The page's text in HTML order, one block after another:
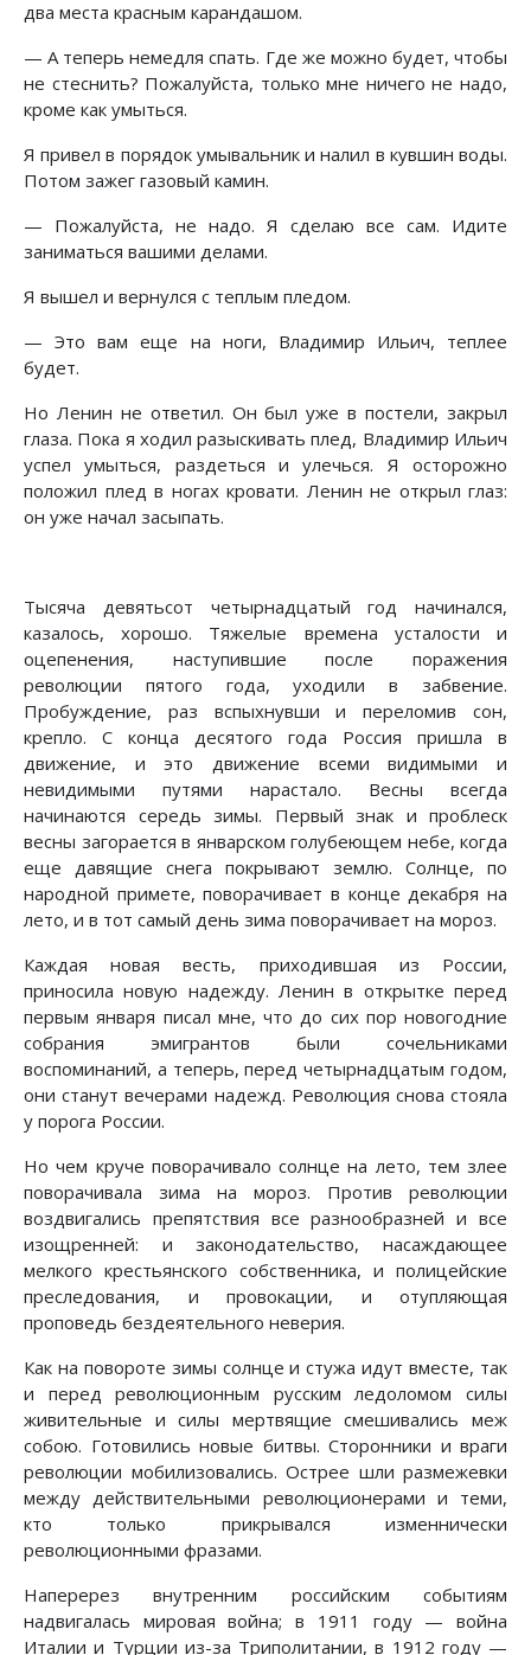
два места красным карандашом.
— А теперь немедля спать. Где же можно будет, чтобы
не стеснить? Пожалуйста, только мне ничего не надо,
кроме как умыться.
Я привел в порядок умывальник и налил в кувшин воды.
Потом зажег газовый камин.
— Пожалуйста, не надо. Я сделаю все сам. Идите
заниматься вашими делами.
Я вышел и вернулся с теплым пледом.
— Это вам еще на ноги, Владимир Ильич, теплее
будет.
Но Ленин не ответил. Он был уже в постели, закрыл
глаза. Пока я ходил разыскивать плед, Владимир Ильич
успел умыться, раздеться и улечься. Я осторожно
положил плед в ногах кровати. Ленин не открыл глаз:
он уже начал засыпать.
Тысяча девятьсот четырнадцатый год начинался,
казалось, хорошо. Тяжелые времена усталости и
оцепенения, наступившие после поражения
революции пятого года, уходили в забвение.
Пробуждение, раз вспыхнувши и переломив сон,
крепло. С конца десятого года Россия пришла в
движение, и это движение всеми видимыми и
невидимыми путями нарастало. Весны всегда
начинаются середь зимы. Первый знак и проблеск
весны загорается в январском голубеющем небе, когда
еще давящие снега покрывают землю. Солнце, по
народной примете, поворачивает в конце декабря на
лето, и в тот самый день зима поворачивает на мороз.
Каждая новая весть, приходившая из России,
приносила новую надежду. Ленин в открытке перед
первым января писал мне, что до сих пор новогодние
собрания эмигрантов были сочельниками
воспоминаний, а теперь, перед четырнадцатым годом,
они станут вечерами надежд. Революция снова стояла
у порога России.
Но чем круче поворачивало солнце на лето, тем злее
поворачивала зима на мороз. Против революции
воздвигались препятствия все разнообразней и все
изощренней: и законодательство, насаждающее
мелкого крестьянского собственника, и полицейские
преследования, и провокации, и отупляющая
проповедь бездеятельного неверия.
Как на повороте зимы солнце и стужа идут вместе, так
и перед революционным русским ледоломом силы
живительные и силы мертвящие смешивались меж
собою. Готовились новые битвы. Сторонники и враги
революции мобилизовались. Острее шли размежевки
между действительными революционерами и теми,
кто только прикрывался изменнически
революционными фразами.
Наперерез внутренним российским событиям
надвигалась мировая война; в 1911 году — война
Италии и Турции из-за Триполитании, в 1912 году —